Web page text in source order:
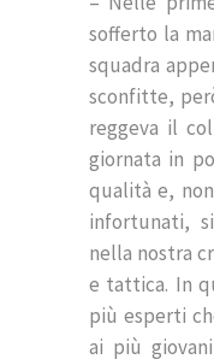
sofferto la
squadra
sconfitte,
reggeva il
giornata in
qualità e,
infortunati,
nella nostra
e tattica. In
più esperti
ai più